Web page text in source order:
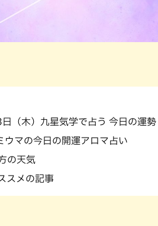
（木）九星気学で占う 今日の運勢
ウマの今日の開運アロマ占い
の天気
スメの記事